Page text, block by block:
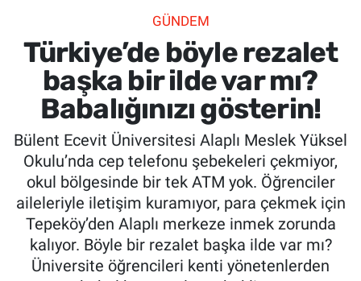
GÜNDEM
Türkiye’de böyle rezalet
başka bir ilde var mı?
Babalığınızı gösterin!
Bülent Ecevit Üniversitesi Alaplı Meslek Yüksel
Okulu’nda cep telefonu şebekeleri çekmiyor,
okul bölgesinde bir tek ATM yok. Öğrenciler
aileleriyle iletişim kuramıyor, para çekmek için
Tepeköy’den Alaplı merkeze inmek zorunda
kalıyor. Böyle bir rezalet başka ilde var mı?
Üniversite öğrencileri kenti yönetenlerden
SPOR
SAĞLIK